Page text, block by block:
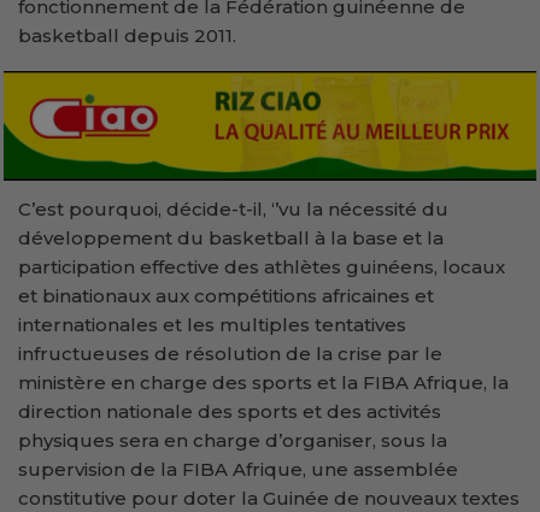
fonctionnement de la Fédération guinéenne de
basketball depuis 2011.
C’est pourquoi, décide-t-il, ‘’vu la nécessité du
développement du basketball à la base et la
participation effective des athlètes guinéens, locaux
et binationaux aux compétitions africaines et
internationales et les multiples tentatives
infructueuses de résolution de la crise par le
ministère en charge des sports et la FIBA Afrique, la
direction nationale des sports et des activités
physiques sera en charge d’organiser, sous la
supervision de la FIBA Afrique, une assemblée
constitutive pour doter la Guinée de nouveaux textes